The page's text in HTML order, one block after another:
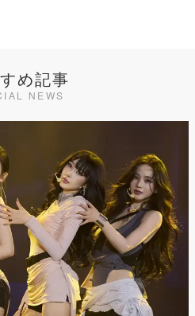
め記事
NEWS